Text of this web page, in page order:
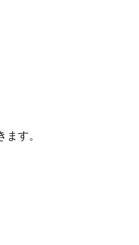
す。